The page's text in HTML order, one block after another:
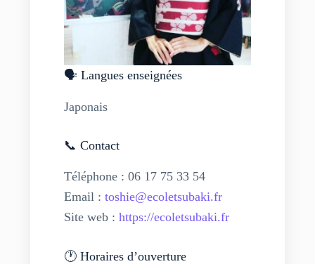
🗣️ Langues enseignées
Japonais
📞 Contact
Téléphone : 06 17 75 33 54
Email : toshie@ecoletsubaki.fr
Site web : https://ecoletsubaki.fr
🕐 Horaires d’ouverture